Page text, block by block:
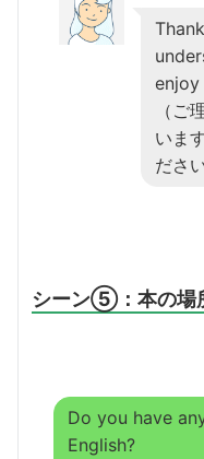
（ご
いま
ださ
シーン⑤：本の場
Do you have
English?